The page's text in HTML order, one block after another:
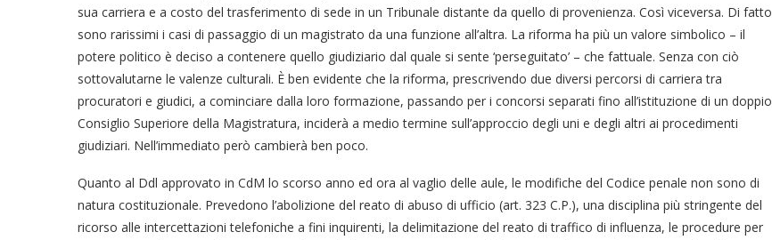
sua carriera e a costo del trasferimento di sede in un Tribunale distante da quello di provenienza. Così viceversa. Di fatto
sono rarissimi i casi di passaggio di un magistrato da una funzione all’altra. La riforma ha più un valore simbolico – il
potere politico è deciso a contenere quello giudiziario dal quale si sente ‘perseguitato’ – che fattuale. Senza con ciò
sottovalutarne le valenze culturali. È ben evidente che la riforma, prescrivendo due diversi percorsi di carriera tra
procuratori e giudici, a cominciare dalla loro formazione, passando per i concorsi separati fino all’istituzione di un doppio
Consiglio Superiore della Magistratura, inciderà a medio termine sull’approccio degli uni e degli altri ai procedimenti
giudiziari. Nell’immediato però cambierà ben poco.
Quanto al Ddl approvato in CdM lo scorso anno ed ora al vaglio delle aule, le modifiche del Codice penale non sono di
natura costituzionale. Prevedono l’abolizione del reato di abuso di ufficio (art. 323 C.P.), una disciplina più stringente del
ricorso alle intercettazioni telefoniche a fini inquirenti, la delimitazione del reato di traffico di influenza, le procedure per